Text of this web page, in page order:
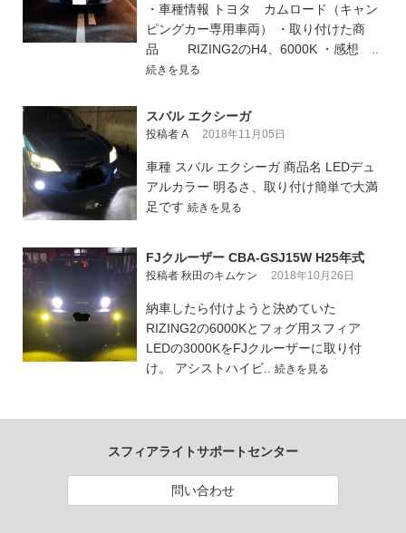
・車種情報 トヨタ カムロード（キャン
ピングカー専用車両） ・取り付けた商
品 RIZING2のH4、6000K ・感想 ..
続きを見る
スバル エクシーガ
投稿者 A 2018年11月05日
車種 スバル エクシーガ 商品名 LEDデュ
アルカラー 明るさ、取り付け簡単で大満
足です 続きを見る
FJクルーザー CBA-GSJ15W H25年式
投稿者 秋田のキムケン 2018年10月26日
納車したら付けようと決めていた
RIZING2の6000Kとフォグ用スフィア
LEDの3000KをFJクルーザーに取り付
け。 アシストハイビ.. 続きを見る
スフィアライトサポートセンター
問い合わせ